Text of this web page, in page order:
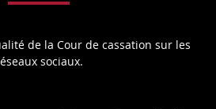
de la Cour de cassation sur les
sociaux.